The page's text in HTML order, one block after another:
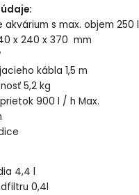
akvárium s max. objem 250 l
x 240 x 370 mm
kábla 1,5 m
5,2 kg
900 l / h Max.
4,4 l
0,4l